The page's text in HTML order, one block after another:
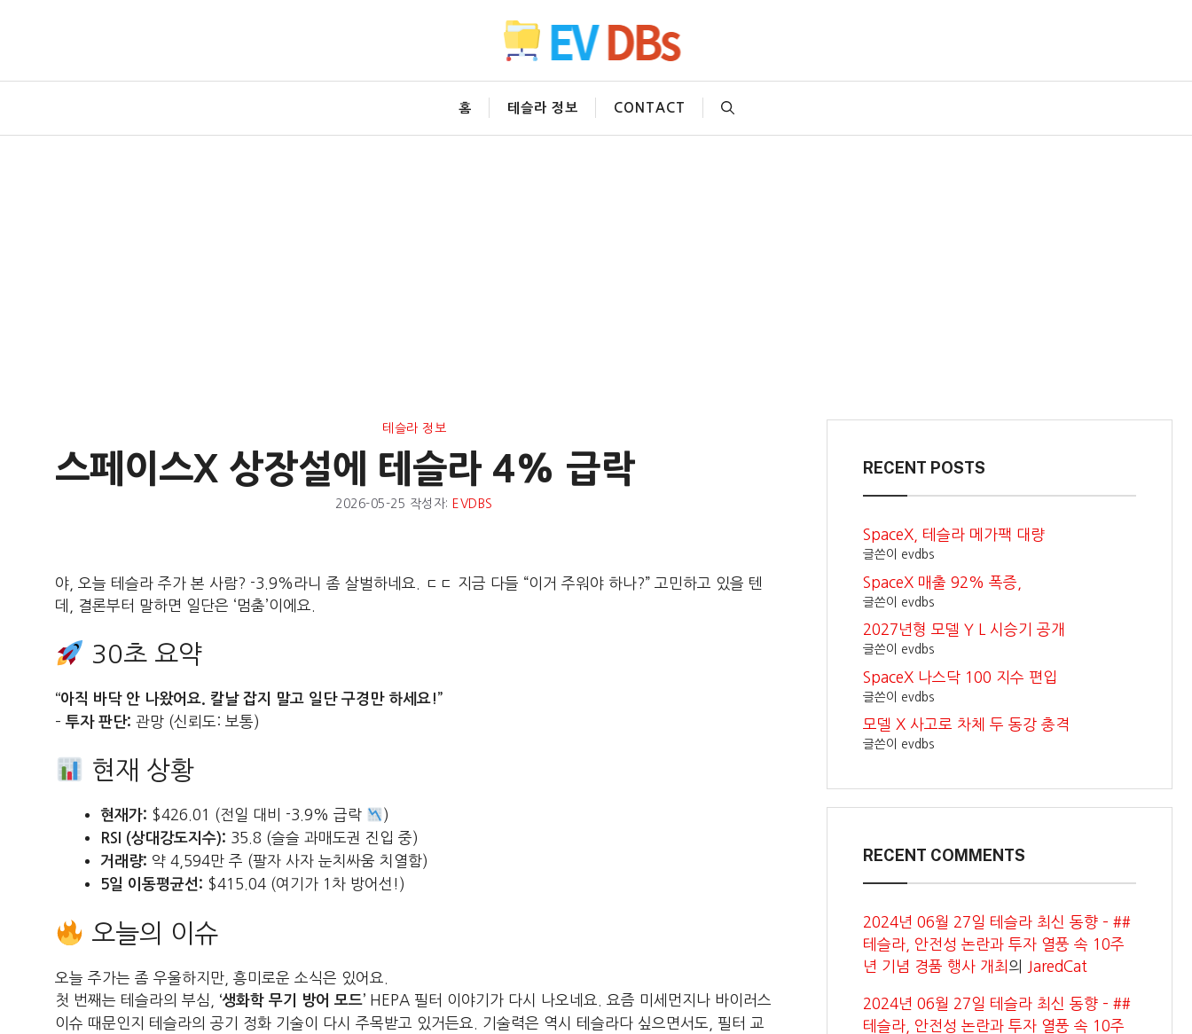
홈 테슬라 정보 CONTACT
테슬라 정보
스페이스X 상장설에 테슬라 4% 급락
2026-05-25 작성자: EVDBS
야, 오늘 테슬라 주가 본 사람? -3.9%라니 좀 살벌하네요. ㄷㄷ 지금 다들 “이거 주워야 하나?” 고민하고 있을 텐
데, 결론부터 말하면 일단은 ‘멈춤’이에요.
30초 요약
“아직 바닥 안 나왔어요. 칼날 잡지 말고 일단 구경만 하세요!”
– 투자 판단: 관망 (신뢰도: 보통)
현재 상황
현재가: $426.01 (전일 대비 -3.9% 급락
)
RSI (상대강도지수): 35.8 (슬슬 과매도권 진입 중)
거래량: 약 4,594만 주 (팔자 사자 눈치싸움 치열함)
5일 이동평균선: $415.04 (여기가 1차 방어선!)
오늘의 이슈
오늘 주가는 좀 우울하지만, 흥미로운 소식은 있어요.
첫 번째는 테슬라의 부심, ‘생화학 무기 방어 모드’ HEPA 필터 이야기가 다시 나오네요. 요즘 미세먼지나 바이러스
이슈 때문인지 테슬라의 공기 정화 기술이 다시 주목받고 있거든요. 기술력은 역시 테슬라다 싶으면서도, 필터 교
RECENT POSTS
SpaceX, 테슬라 메가팩 대량
글쓴이 evdbs
SpaceX 매출 92% 폭증,
글쓴이 evdbs
2027년형 모델 Y L 시승기 공개
글쓴이 evdbs
SpaceX 나스닥 100 지수 편입
글쓴이 evdbs
모델 X 사고로 차체 두 동강 충격
글쓴이 evdbs
RECENT COMMENTS
2024년 06월 27일 테슬라 최신 동향 – ##
테슬라, 안전성 논란과 투자 열풍 속 10주
년 기념 경품 행사 개최 의 JaredCat
2024년 06월 27일 테슬라 최신 동향 – ##
테슬라, 안전성 논란과 투자 열풍 속 10주